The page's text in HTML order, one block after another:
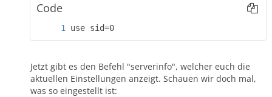
Code
use sid=0
Jetzt gibt es den Befehl "serverinfo", welcher euch die
aktuellen Einstellungen anzeigt. Schauen wir doch mal,
was so eingestellt ist: